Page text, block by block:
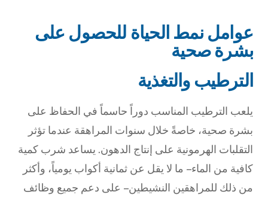
عوامل نمط الحياة للحصول على
بشرة صحية
الترطيب والتغذية
يلعب الترطيب المناسب دوراً حاسماً في الحفاظ على
بشرة صحية، خاصةً خلال سنوات المراهقة عندما تؤثر
التقلبات الهرمونية على إنتاج الدهون. يساعد شرب كمية
كافية من الماء – ما لا يقل عن ثمانية أكواب يومياً، وأكثر
من ذلك للمراهقين النشيطين – على دعم جميع وظائف